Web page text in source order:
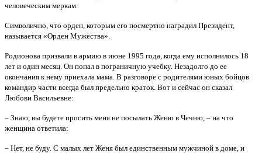
человеческим меркам.
Символично, что орден, которым его посмертно наградил Президент,
называется «Орден Мужества».
Родионова призвали в армию в июне 1995 года, когда ему исполнилось 18
лет и один месяц. Он попал в пограничную учебку. Незадолго до ее
окончания к нему приехала мама. В разговоре с родителями юных бойцов
командир части всегда был предельно краток. Вот и сейчас он сказал
Любови Васильевне:
– Знаю, вы будете просить меня не посылать Женю в Чечню, – на что
женщина ответила:
– Нет, не буду. С малых лет Женя был единственным мужчиной в доме, и